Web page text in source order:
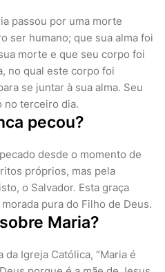
passou por uma morte
ser humano; que sua alma foi
morte e que seu corpo foi
no qual este corpo foi
se juntar à sua alma. Seu
no terceiro dia.
pecou?
desde o momento de
próprios, mas pela
o Salvador. Esta graça
pura do Filho de Deus.
Maria?
Igreja Católica, “Maria é